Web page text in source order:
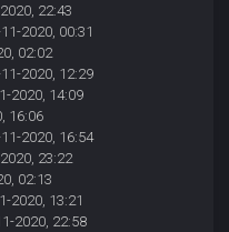
22:43
2020, 00:31
02:02
2020, 12:29
2020, 14:09
16:06
2020, 16:54
23:22
02:13
2020, 13:21
2020, 22:58